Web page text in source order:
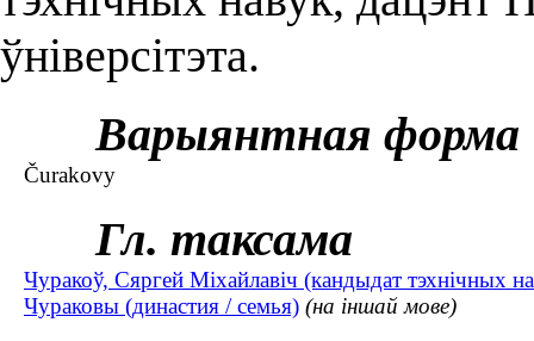
ўніверсітэта.
Варыянтная форма
Čurakovy
Гл. таксама
Чуракоў, Сяргей Міхайлавіч (кандыдат тэхнічных
Чураковы (династия / семья) (на іншай мове)